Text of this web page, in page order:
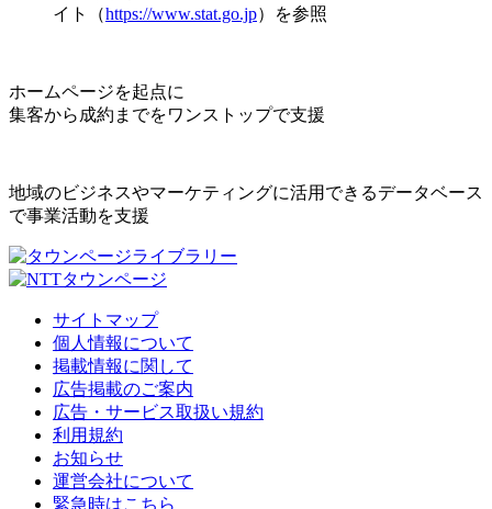
イト（https://www.stat.go.jp）を参照
ホームページを起点に
集客から成約までをワンストップで支援
地域のビジネスやマーケティングに活用できるデータベース
で事業活動を支援
サイトマップ
個人情報について
掲載情報に関して
広告掲載のご案内
広告・サービス取扱い規約
利用規約
お知らせ
運営会社について
緊急時はこちら